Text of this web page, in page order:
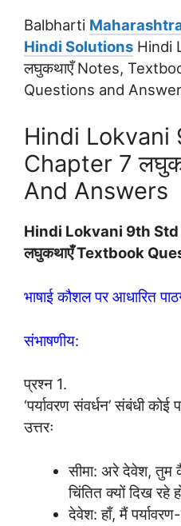
Balbharti
Hindi Solutions Hindi
लघुकथाएँ Notes,
Questions and
Hindi Lokvani
Chapter 7
And Answers
Hindi Lokvani 9th
लघुकथाएँ Textbook
भाषाई कौशल पर आधारित
संभाषणीय:
प्रश्न 1.
‘पर्यावरण संवर्धन’ संबंधी
उत्तरः
सीमा: अरे देवेश,
चिंतित क्यों दिख रहे
देवेश: हाँ, मैं